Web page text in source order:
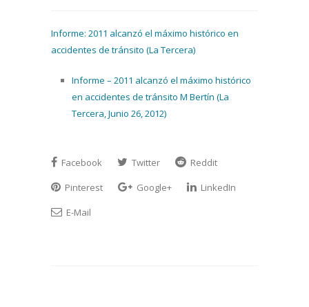
Informe: 2011 alcanzó el máximo histórico en
accidentes de tránsito (La Tercera)
Informe – 2011 alcanzó el máximo histórico
en accidentes de tránsito M Bertín (La
Tercera, Junio 26, 2012)
Facebook Twitter
Reddit
Pinterest
Google+
LinkedIn
E-Mail